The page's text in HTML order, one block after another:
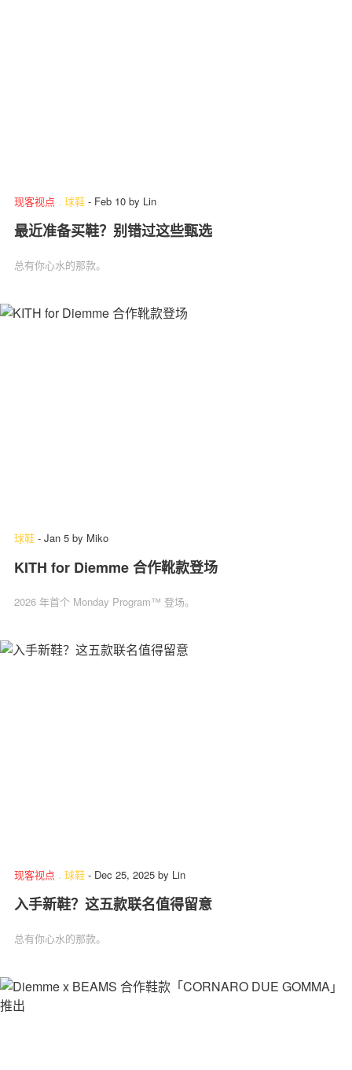
现客视点 . 球鞋 - Feb 10 by Lin
最近准备买鞋？别错过这些甄选
总有你心水的那款。
球鞋 - Jan 5 by Miko
KITH for Diemme 合作靴款登场
2026 年首个 Monday Program™ 登场。
现客视点 . 球鞋 - Dec 25, 2025 by Lin
入手新鞋？这五款联名值得留意
总有你心水的那款。